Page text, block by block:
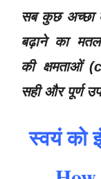
सब कुछ अच्छा
बढ़ाने का
की क्षमताओं
सही और पूर्ण
स्वयं को